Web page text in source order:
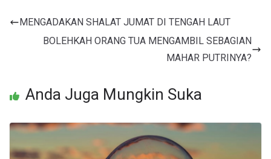
MENGADAKAN SHALAT JUMAT DI TENGAH LAUT
BOLEHKAH ORANG TUA MENGAMBIL SEBAGIAN
MAHAR PUTRINYA?
Anda Juga Mungkin Suka